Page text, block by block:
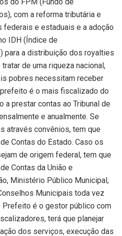
com a reforma tributária e
e estaduais e a adoção
IDH (Índice de
para a distribuição dos royalties
de uma riqueza nacional,
pobres necessitam receber
é o mais fiscalizado do
a prestar contas ao Tribunal de
e anualmente. Se
através convênios, tem que
Contas do Estado. Caso os
de origem federal, tem que
Contas da União e
Ministério Público Municipal,
Municipais toda vez
é o gestor público com
terá que planejar
dos serviços, execução das